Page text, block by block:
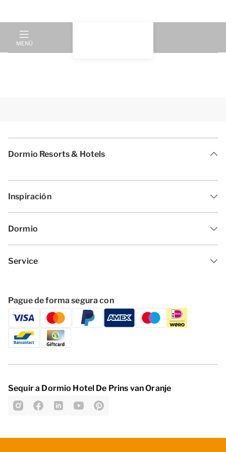
MENÚ
Dormio Resorts & Hotels
Inspiración
Dormio
Service
Pague de forma segura con
Sequir a Dormio Hotel De Prins van Oranje